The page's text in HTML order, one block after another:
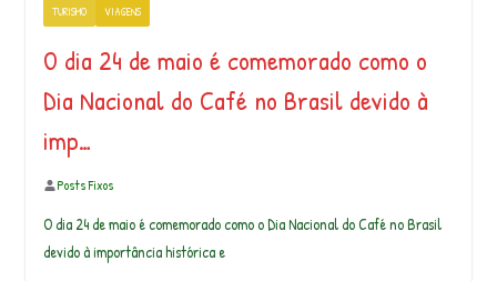
TURISMO
VIAGENS
O dia 24 de maio é comemorado como o
Dia Nacional do Café no Brasil devido à
imp…
Posts Fixos
O dia 24 de maio é comemorado como o Dia Nacional do Café no Brasil
devido à importância histórica e